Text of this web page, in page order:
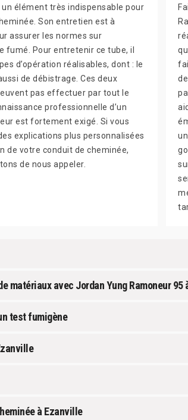
un élément très indispensable pour
Son entretien est à
assurer les normes sur
fumé. Pour entretenir ce tube, il
d’opération réalisables, dont : le
de débistrage. Ces deux
pas effectuer par tout le
professionnelle d’un
est fortement exigé. Si vous
explications plus personnalisées
de votre conduit de cheminée,
de nous appeler.
matériaux avec Jordan Yung Ramoneur 95
test fumigène
à Ezanville